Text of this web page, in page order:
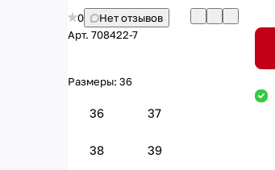
0
Нет отзывов
Арт. 708422-7
Размеры: 36
36 37
38 39